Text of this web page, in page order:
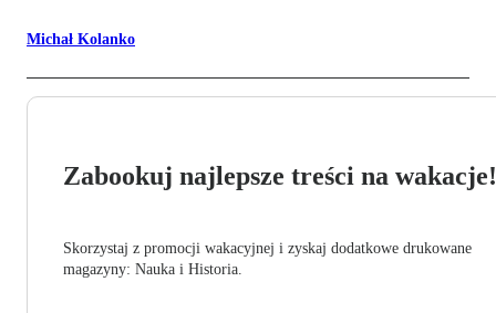
Michał Kolanko
Zabookuj najlepsze treści na wakacje!
Skorzystaj z promocji wakacyjnej i zyskaj dodatkowe drukowane
magazyny: Nauka i Historia.